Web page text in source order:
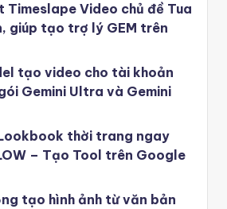
Timeslape Video chủ đề Tua
giúp tạo trợ lý GEM trên
tạo video cho tài khoản
Gemini Ultra và Gemini
thời trang ngay
– Tạo Tool trên Google
tạo hình ảnh từ văn bản